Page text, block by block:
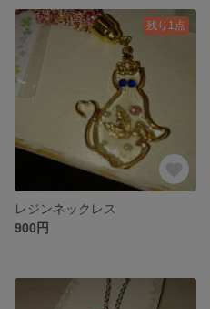
残り1点
レジンネックレス
900円